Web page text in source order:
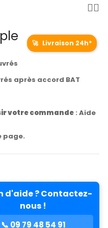
🚀 Livraison 24h*
après accord BAT
votre commande: Aide
page.
d'aide ? Contactez-
nous !
📞 09 79 48 54 91